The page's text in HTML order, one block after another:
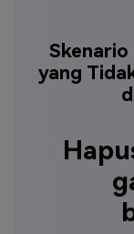
yang